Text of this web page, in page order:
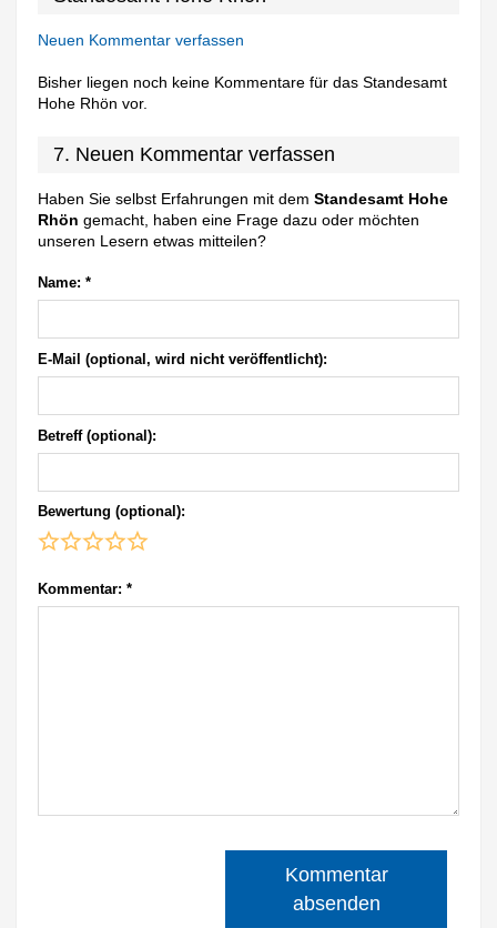
Neuen Kommentar verfassen
Bisher liegen noch keine Kommentare für das Standesamt
Hohe Rhön vor.
7. Neuen Kommentar verfassen
Haben Sie selbst Erfahrungen mit demStandesamt Hohe
Rhön gemacht, haben eine Frage dazu oder möchten
unseren Lesern etwas mitteilen?
Name: *
E-Mail (optional, wird nicht veröffentlicht):
Betreff (optional):
Bewertung (optional):
Kommentar: *
Kommentar
absenden